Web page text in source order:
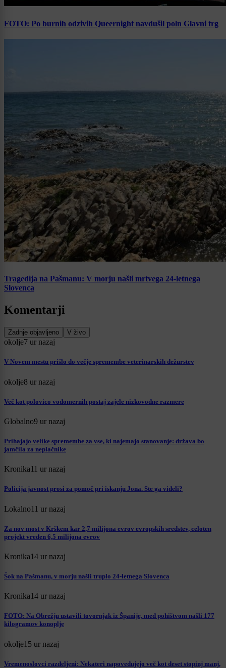
FOTO: Po burnih odzivih Queernight navdušil poln Glavni trg
Tragedija na Pašmanu: V morju našli mrtvega 24-letnega
Slovenca
Komentarji
Zadnje objavljeno V živo
okolje7 ur nazaj
V Novem mestu prišlo do večje spremembe veterinarskih dežurstev
okolje8 ur nazaj
Več kot polovico vodomernih postaj zajele nizkovodne razmere
Globalno9 ur nazaj
Prihajajo velike spremembe za vse, ki najemajo stanovanje: država bo
jamčila za neplačnike
Kronika11 ur nazaj
Policija javnost prosi za pomoč pri iskanju Jona. Ste ga videli?
Lokalno11 ur nazaj
Za nov most v Krškem kar 2,7 milijona evrov evropskih sredstev, celoten
projekt vreden 6,5 milijona evrov
Kronika14 ur nazaj
Šok na Pašmanu, v morju našli truplo 24-letnega Slovenca
Kronika14 ur nazaj
FOTO: Na Obrežju ustavili tovornjak iz Španije, med pohištvom našli 177
kilogramov konoplje
okolje15 ur nazaj
Vremenoslovci razdeljeni: Nekateri napovedujejo več kot deset stopinj manj,